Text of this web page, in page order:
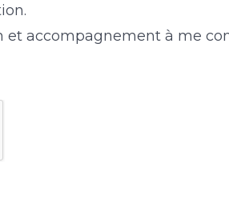
et accompagnement à me